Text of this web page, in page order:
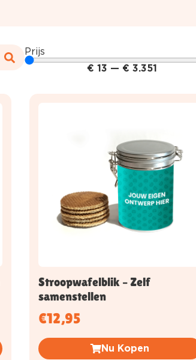
Prijs
€ 13 — € 3.351
Stroopwafelblik – Zelf
samenstellen
€12,95
Nu Kopen